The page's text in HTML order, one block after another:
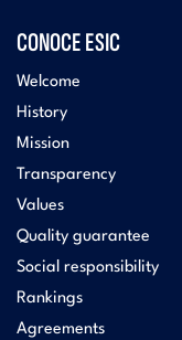
CONOCE ESIC
Welcome
History
Mission
Transparency
Values
Quality guarantee
Social responsibility
Rankings
Agreements